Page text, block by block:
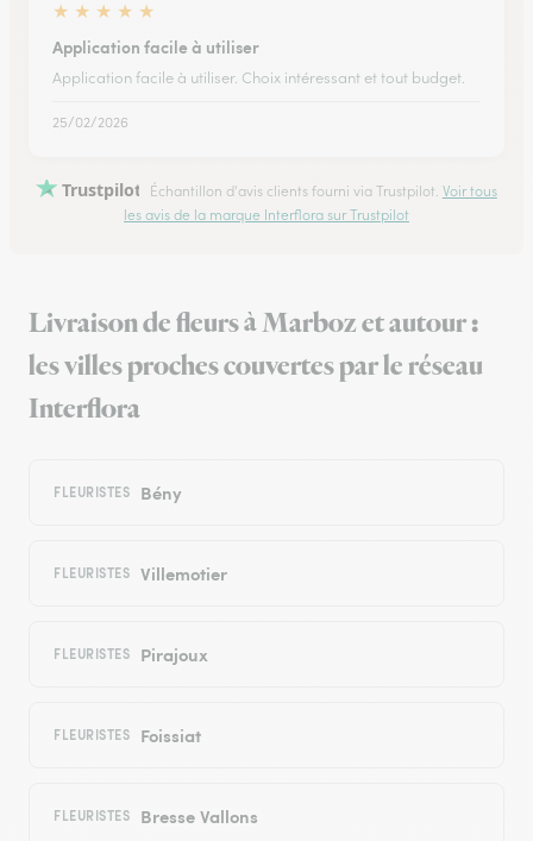
★ ★ ★ ★ ★
Application facile à utiliser
Application facile à utiliser. Choix intéressant et tout budget.
25/02/2026
Trustpilot Échantillon d'avis clients fourni via Trustpilot. Voir tous
les avis de la marque Interflora sur Trustpilot
Livraison de fleurs à Marboz et autour :
les villes proches couvertes par le réseau
Interflora
FLEURISTES Bény
FLEURISTES Villemotier
FLEURISTES Pirajoux
FLEURISTES Foissiat
FLEURISTES Bresse Vallons